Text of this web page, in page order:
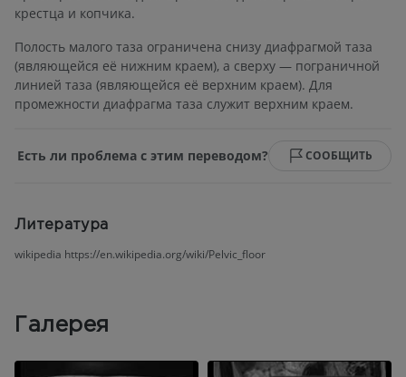
крестца и копчика.
Полость малого таза ограничена снизу диафрагмой таза
(являющейся её нижним краем), а сверху — пограничной
линией таза (являющейся её верхним краем). Для
промежности диафрагма таза служит верхним краем.
Есть ли проблема с этим переводом? СООБЩИТЬ
Литература
wikipedia https://en.wikipedia.org/wiki/Pelvic_floor
Галерея